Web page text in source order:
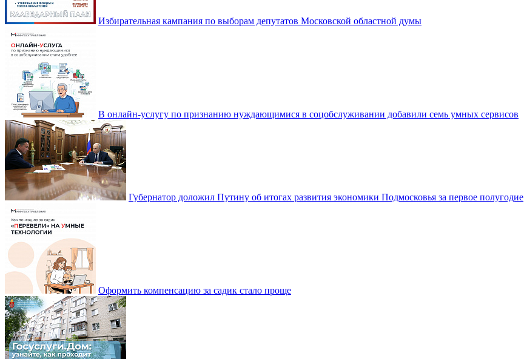
Избирательная кампания по выборам депутатов Московской областной думы
В онлайн-услугу по признанию нуждающимися в соцобслуживании добавили семь умных сервисов
Губернатор доложил Путину об итогах развития экономики Подмосковья за первое полугодие
Оформить компенсацию за садик стало проще